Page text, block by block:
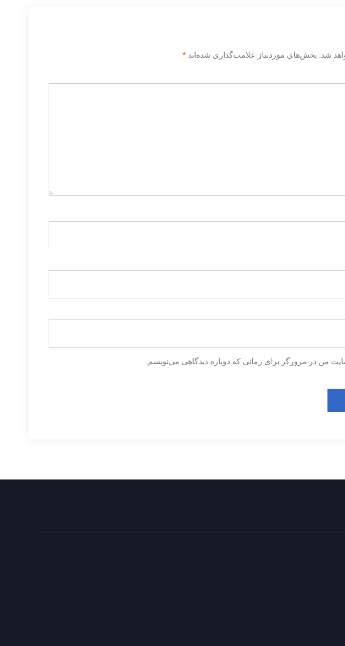
شد. بخش‌های موردنیاز علامت‌گذاری شده‌اند *
من در مرورگر برای زمانی که دوباره دیدگاهی می‌نویسم.